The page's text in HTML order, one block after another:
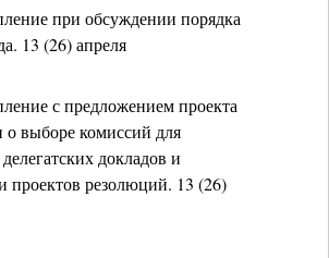
при обсуждении порядка
13 (26) апреля
с предложением проекта
о выборе комиссий для
докладов и
проектов резолюций. 13 (26)